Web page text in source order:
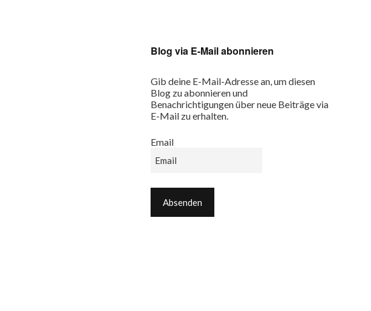
Blog via E-Mail abonnieren
Gib deine E-Mail-Adresse an, um diesen
Blog zu abonnieren und
Benachrichtigungen über neue Beiträge via
E-Mail zu erhalten.
Email